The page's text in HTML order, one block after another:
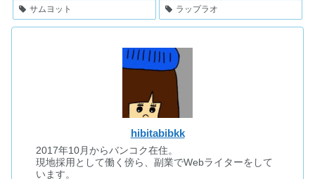
サムヨット ラップラオ
hibitabibkk
2017年10月からバンコク在住。
現地採用として働く傍ら、副業でWebライターをして
います。